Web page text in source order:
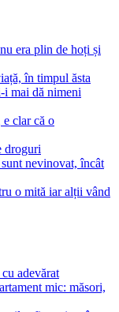
era plin de hoți și
în timpul ăsta
i mai dă nimeni
e clar că o
droguri
nevinovat, încât
o mită iar alții vând
adevărat
mic: măsori,